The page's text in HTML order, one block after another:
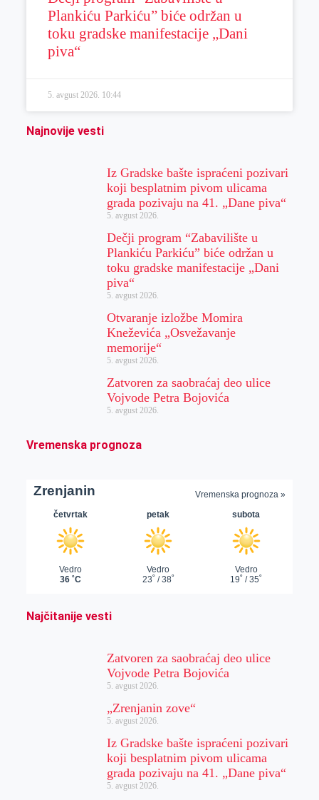
Plankiću Parkiću” biće održan u
toku gradske manifestacije „Dani
piva“
5. avgust 2026. 10:44
Najnovije vesti
Iz Gradske bašte ispraćeni pozivari
koji besplatnim pivom ulicama
grada pozivaju na 41. „Dane piva“
5. avgust 2026.
Dečji program “Zabavilište u
Plankiću Parkiću” biće održan u
toku gradske manifestacije „Dani
piva“
5. avgust 2026.
Otvaranje izložbe Momira
Kneževića „Osvežavanje
memorije“
5. avgust 2026.
Zatvoren za saobraćaj deo ulice
Vojvode Petra Bojovića
5. avgust 2026.
Vremenska prognoza
Najčitanije vesti
Zatvoren za saobraćaj deo ulice
Vojvode Petra Bojovića
5. avgust 2026.
„Zrenjanin zove“
5. avgust 2026.
Iz Gradske bašte ispraćeni pozivari
koji besplatnim pivom ulicama
grada pozivaju na 41. „Dane piva“
5. avgust 2026.